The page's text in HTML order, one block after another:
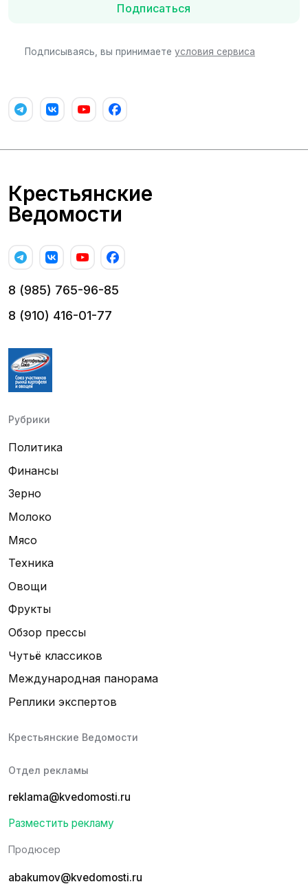
Подписаться
Подписываясь, вы принимаете условия сервиса
Крестьянские
Ведомости
8 (985) 765-96-85
8 (910) 416-01-77
Рубрики
Политика
Финансы
Зерно
Молоко
Мясо
Техника
Овощи
Фрукты
Обзор прессы
Чутьё классиков
Международная панорама
Реплики экспертов
Крестьянские Ведомости
Отдел рекламы
reklama@kvedomosti.ru
Разместить рекламу
Продюсер
abakumov@kvedomosti.ru